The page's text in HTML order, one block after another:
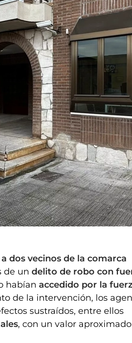
dos vecinos de la comarca
de un delito de robo con
habían accedido por la
de la intervención, los
sustraídos, entre ellos
, con un valor